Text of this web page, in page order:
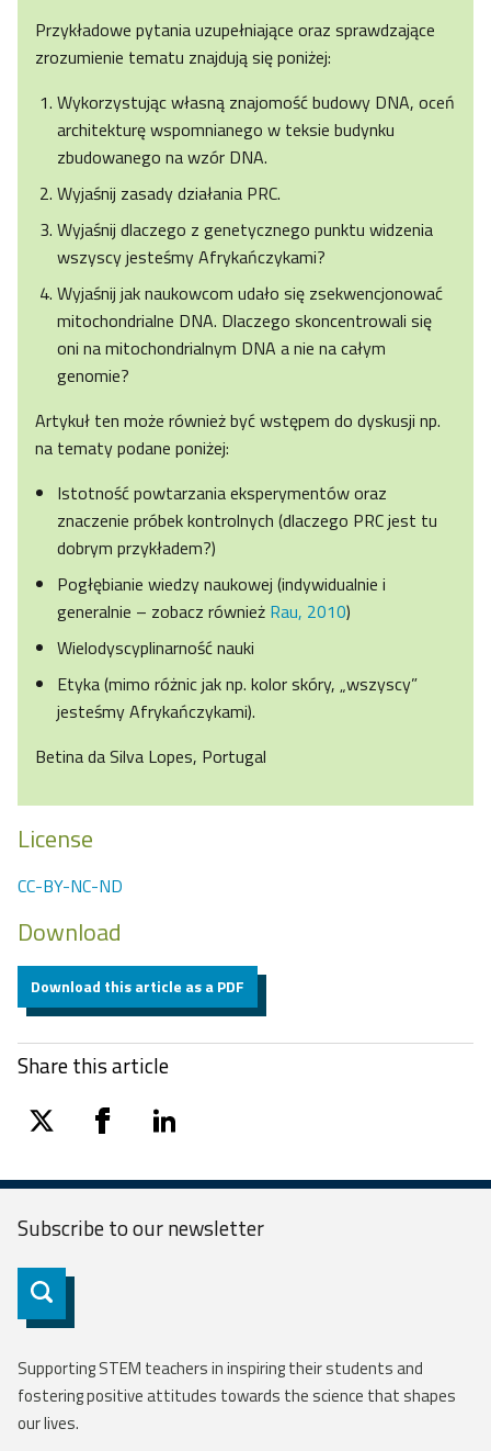
Przykładowe pytania uzupełniające oraz sprawdzające
zrozumienie tematu znajdują się poniżej:
Wykorzystując własną znajomość budowy DNA, oceń
architekturę wspomnianego w teksie budynku
zbudowanego na wzór DNA.
Wyjaśnij zasady działania PRC.
Wyjaśnij dlaczego z genetycznego punktu widzenia
wszyscy jesteśmy Afrykańczykami?
Wyjaśnij jak naukowcom udało się zsekwencjonować
mitochondrialne DNA. Dlaczego skoncentrowali się
oni na mitochondrialnym DNA a nie na całym
genomie?
Artykuł ten może również być wstępem do dyskusji np.
na tematy podane poniżej:
Istotność powtarzania eksperymentów oraz
znaczenie próbek kontrolnych (dlaczego PRC jest tu
dobrym przykładem?)
Pogłębianie wiedzy naukowej (indywidualnie i
generalnie – zobacz również Rau, 2010)
Wielodyscyplinarność nauki
Etyka (mimo różnic jak np. kolor skóry, „wszyscy”
jesteśmy Afrykańczykami).
Betina da Silva Lopes, Portugal
License
CC-BY-NC-ND
Download
Download this article as a PDF
Share this article
twitter facebooklinkedin
Subscribe to ournewsletter
Subscribe
Supporting STEM teachers in inspiring their students and
fostering positive attitudes towards the science that shapes
our lives.